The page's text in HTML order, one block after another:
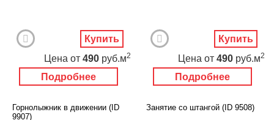
Подробнее
Цена от 490 руб.м2
Купить
Подробнее
Цена от 490 руб.м2
Купить
Горнолыжник в движении (ID
9907)
Занятие со штангой (ID 9508)